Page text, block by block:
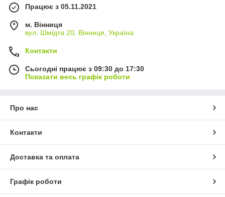
Працює з 05.11.2021
м. Вінниця
вул. Шмідта 20, Вінниця, Україна
Контакти
Сьогодні працює з 09:30 до 17:30
Показати весь графік роботи
Про нас
Контакти
Доставка та оплата
Графік роботи